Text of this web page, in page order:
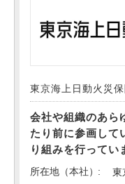
東京海上日動火災
会社や組織のあら
たり前に参画して
り組みを行ってい
所在地（本社）
東